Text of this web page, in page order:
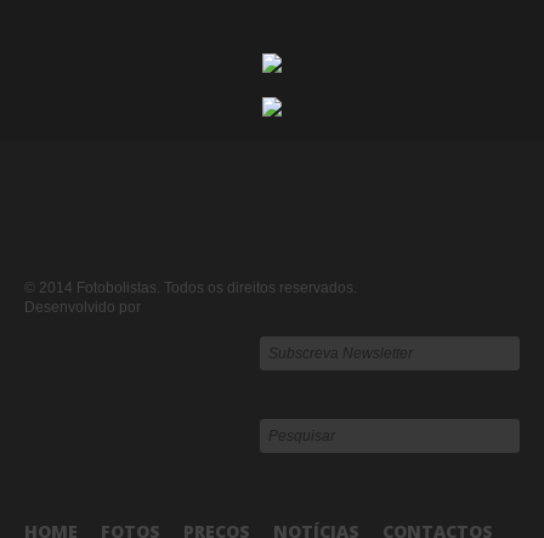
© 2014 Fotobolistas. Todos os direitos reservados.
Desenvolvido por
HOME FOTOS PREÇOS NOTÍCIAS CONTACTOS